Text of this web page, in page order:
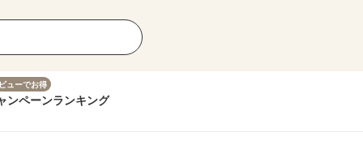
ューでお得
ンペーンランキング